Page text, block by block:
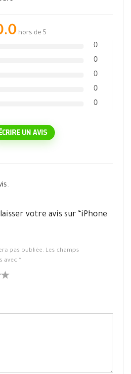
hors de 5
0
0
0
0
0
UN AVIS
votre avis sur “iPhone
pas publiée. Les champs
avec *